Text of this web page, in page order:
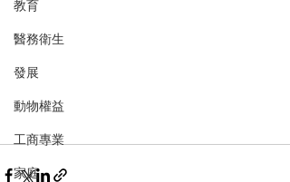
教育
醫務衛生
發展
動物權益
工商專業
家庭